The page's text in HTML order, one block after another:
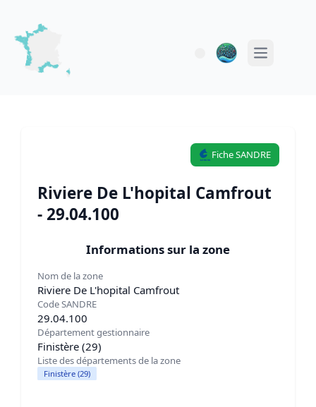
Open main
Fiche SANDRE
Riviere De L'hopital Camfrout
- 29.04.100
Informations sur la zone
Nom de la zone
Riviere De L'hopital Camfrout
Code SANDRE
29.04.100
Département gestionnaire
Finistère (29)
Liste des départements de la zone
Finistère (29)